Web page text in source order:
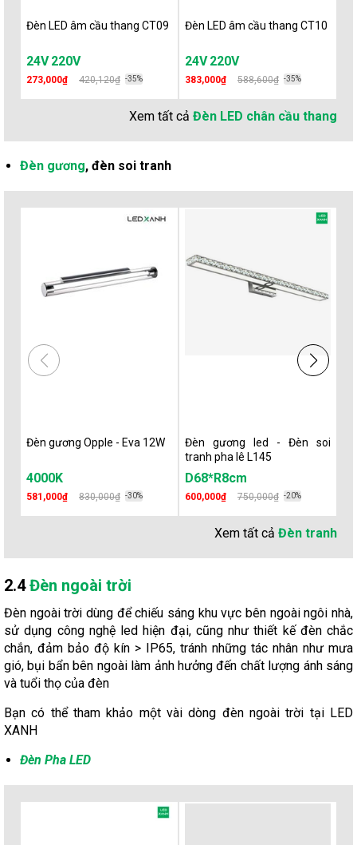
Đèn LED âm cầu thang CT09
24V 220V
273,000₫ 420,120₫ -35%
Đèn LED âm cầu thang CT10
24V 220V
383,000₫ 588,600₫ -35%
Xem tất cả Đèn LED chân cầu thang
Đèn gương, đèn soi tranh
Đèn gương Opple - Eva 12W
4000K
581,000₫ 830,000₫ -30%
Đèn gương led - Đèn soi
tranh pha lê L145
D68*R8cm
600,000₫ 750,000₫ -20%
Xem tất cả Đèn tranh
2.4Đèn ngoài trời
Đèn ngoài trời dùng để chiếu sáng khu vực bên ngoài ngôi nhà,
sử dụng công nghệ led hiện đại, cũng như thiết kế đèn chắc
chắn, đảm bảo độ kín > IP65, tránh những tác nhân như mưa
gió, bụi bẩn bên ngoài làm ảnh hưởng đến chất lượng ánh sáng
và tuổi thọ của đèn
Bạn có thể tham khảo một vài dòng đèn ngoài trời tại LED
XANH
Đèn Pha LED